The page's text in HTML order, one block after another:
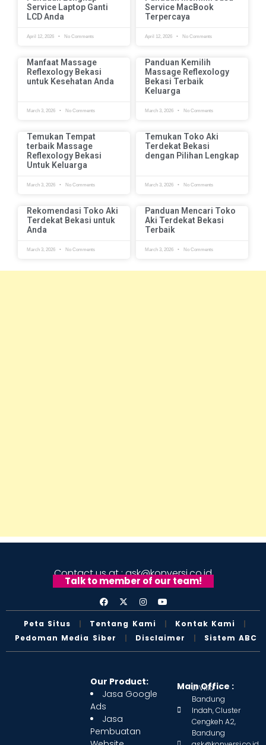
Service Laptop Ganti
LCD Anda
April 12, 2026 No Comments
Service MacBook
Terpercaya
April 12, 2026 No Comments
Manfaat Massage
Reflexology Bekasi
untuk Kesehatan Anda
March 3, 2026 No Comments
Panduan Kemilih
Massage Reflexology
Bekasi Terbaik
Keluarga
March 3, 2026 No Comments
Temukan Tempat
terbaik Massage
Reflexology Bekasi
Untuk Keluarga
March 3, 2026 No Comments
Temukan Toko Aki
Terdekat Bekasi
dengan Pilihan Lengkap
March 3, 2026 No Comments
Rekomendasi Toko Aki
Terdekat Bekasi untuk
Anda
March 3, 2026 No Comments
Panduan Mencari Toko
Aki Terdekat Bekasi
Terbaik
March 3, 2026 No Comments
Contact us at : ask@konversi.co.id
Talk to member of our team!
Peta Situs Tentang Kami
Kontak Kami
Pedoman Media Siber
Disclaimer Sistem ABC
Our Product:
Jasa Google
Ads
Jasa
Pembuatan
Main Office :
Jl Villa
Bandung
Indah, Cluster
Cengkeh A2,
Bandung